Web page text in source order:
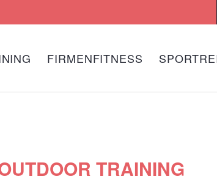
FIRMENFITNESS
TRAINING